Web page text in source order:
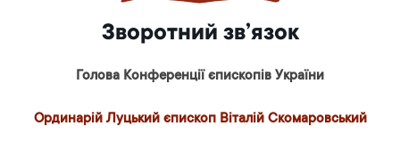
Зворотний зв’язок
Голова Конференції єпископів України
Ординарій Луцький єпископ Віталій Скомаровський